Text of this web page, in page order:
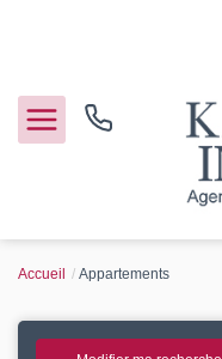
Accueil Appartements